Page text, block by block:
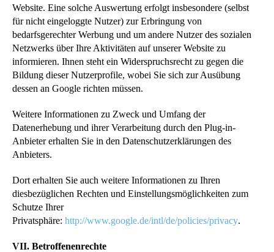
Website. Eine solche Auswertung erfolgt insbesondere (selbst
für nicht eingeloggte Nutzer) zur Erbringung von
bedarfsgerechter Werbung und um andere Nutzer des sozialen
Netzwerks über Ihre Aktivitäten auf unserer Website zu
informieren. Ihnen steht ein Widerspruchsrecht zu gegen die
Bildung dieser Nutzerprofile, wobei Sie sich zur Ausübung
dessen an Google richten müssen.
Weitere Informationen zu Zweck und Umfang der
Datenerhebung und ihrer Verarbeitung durch den Plug-in-
Anbieter erhalten Sie in den Datenschutzerklärungen des
Anbieters.
Dort erhalten Sie auch weitere Informationen zu Ihren
diesbezüglichen Rechten und Einstellungsmöglichkeiten zum
Schutze Ihrer
Privatsphäre: http://www.google.de/intl/de/policies/privacy.
VII. Betroffenenrechte